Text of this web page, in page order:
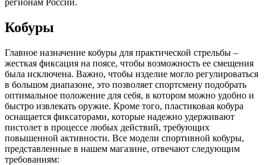
Кобуры
Главное назначение кобуры для практической стрельбы –
жесткая фиксация на поясе, чтобы возможность ее смещения
была исключена. Важно, чтобы изделие могло регулироваться
в большом диапазоне, это позволяет спортсмену подобрать
оптимальное положение для себя, в котором можно удобно и
быстро извлекать оружие. Кроме того, пластиковая кобура
оснащается фиксаторами, которые надежно удерживают
пистолет в процессе любых действий, требующих
повышенной активности. Все модели спортивной кобуры,
представленные в нашем магазине, отвечают следующим
требованиям: